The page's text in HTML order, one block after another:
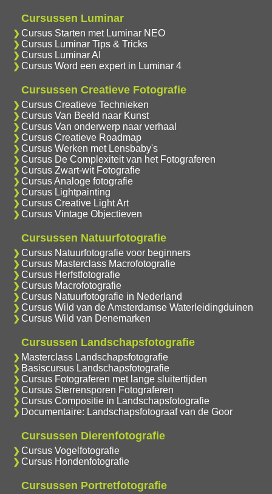
Cursussen Luminar
Cursus Starten met Luminar NEO
Cursus Luminar Tips & Tricks
Cursus Luminar AI
Cursus Word een expert in Luminar 4
Cursussen Creatieve Fotografie
Cursus Creatieve Technieken
Cursus Van Beeld naar Kunst
Cursus Van onderwerp naar verhaal
Cursus Creatieve Roadmap
Cursus Werken met Lensbaby's
Cursus De Complexiteit van het Fotograferen
Cursus Zwart-wit Fotografie
Cursus Analoge fotografie
Cursus Lightpainting
Cursus Creative Light Art
Cursus Vintage Objectieven
Cursussen Natuurfotografie
Cursus Natuurfotografie voor beginners
Cursus Masterclass Macrofotografie
Cursus Herfstfotografie
Cursus Macrofotografie
Cursus Natuurfotografie in Nederland
Cursus Wild van de Amsterdamse Waterleidingduinen
Cursus Wild van Denemarken
Cursussen Landschapsfotografie
Masterclass Landschapsfotografie
Basiscursus Landschapsfotografie
Cursus Fotograferen met lange sluitertijden
Cursus Sterrensporen Fotograferen
Cursus Compositie in Landschapsfotografie
Documentaire: Landschapsfotograaf van de Goor
Cursussen Dierenfotografie
Cursus Vogelfotografie
Cursus Hondenfotografie
Cursussen Portretfotografie